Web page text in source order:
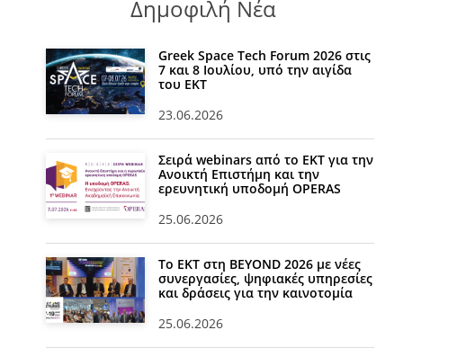
Δημοφιλή Νέα
Greek Space Tech Forum 2026 στις
7 και 8 Ιουλίου, υπό την αιγίδα
του ΕΚΤ
23.06.2026
Σειρά webinars από το ΕΚΤ για την
Ανοικτή Επιστήμη και την
ερευνητική υποδομή OPERAS
25.06.2026
Το ΕΚΤ στη BEYOND 2026 με νέες
συνεργασίες, ψηφιακές υπηρεσίες
και δράσεις για την καινοτομία
25.06.2026